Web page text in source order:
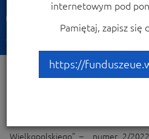
Czytaj nowy
17-02-2022
Wielkopolskiego” – numer 2/
internetowym pod
Pamiętaj, zapisz się
https://